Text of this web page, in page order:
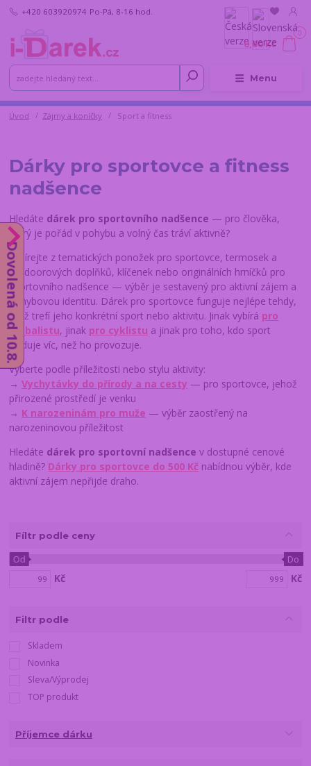
Menu
+420 603920974 Po-Pá, 8-16 hod.
0
0,00 Kč
Úvod Zájmy a koníčky Sport a fitness
Dárky pro sportovce a fitness
nadšence
Hledáte dárek pro sportovního nadšence — pro člověka,
který je pořád v pohybu a volný čas tráví aktivně?
Vybírejte z tematických ponožek pro sportovce, termosek a
outdoorových doplňků, klíčenek nebo originálních hrníčků pro
sportovního nadšence — výběr je sestavený pro aktivní zájem a
pohybovou identitu. Dárek pro sportovce funguje nejlépe tehdy,
když trefí jeho konkrétní sport nebo aktivitu. Jinak vybírá pro
fotbalistu, jinak pro cyklistu a jinak pro toho, kdo sport
sleduje víc, než ho provozuje.
Vyberte podle příležitosti nebo stylu aktivity:
→Vychytávky do přírody a na cesty — pro sportovce, jehož
přirozené prostředí je venku
→ K narozeninám pro muže — výběr zaostřený na
narozeninovou příležitost
Hledáte dárek pro sportovní nadšence v dostupné cenové
hladině? Dárky pro sportovce do 500 Kč nabídnou výběr, kde
aktivní zájem nepřijde draho.
Fíltr podle ceny
Kč
Od Do
Kč
Filtr podle
Skladem
Novinka
Sleva/Výprodej
TOP produkt
Příjemce dárku
Dovolená od 10.8.